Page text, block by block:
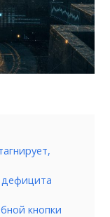
кнопки